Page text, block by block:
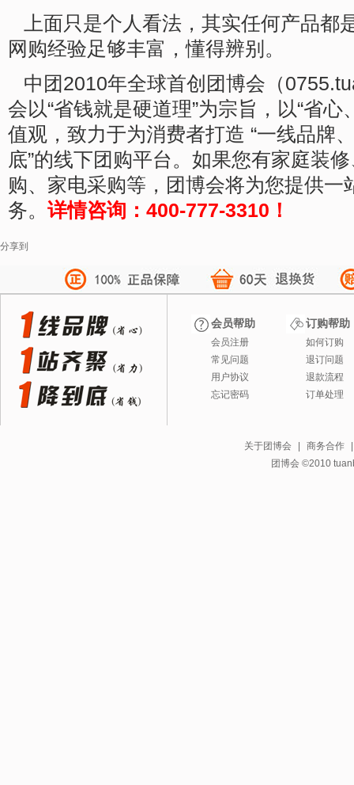
上面只是个人看法，其实任何产品都
网购经验足够丰富，懂得辨别。
中团2010年全球首创团博会（
会以“省钱就是硬道理”为宗旨，以“省心
值观，致力于为消费者打造 “一线品牌
底”的线下团购平台。如果您有家庭装
购、家电采购等，团博会将为您提供一
务。 详情咨询：400-777-3310！
分享到
会员帮助
会员注册
常见问题
用户协议
忘记密码
订购帮助
如何订购
退订问题
退款流程
订单处理
关于团博会 商务合作
团博会 ©2010